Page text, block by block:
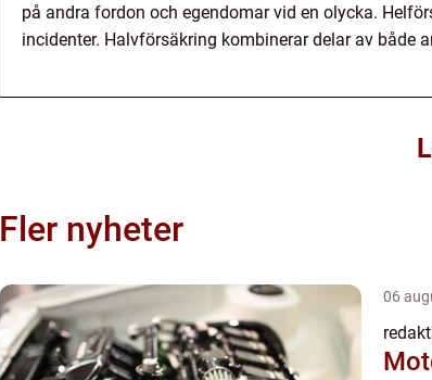
på andra fordon och egendomar vid en olycka.
incidenter. Halvförsäkring kombinerar delar av både
Fler nyheter
06